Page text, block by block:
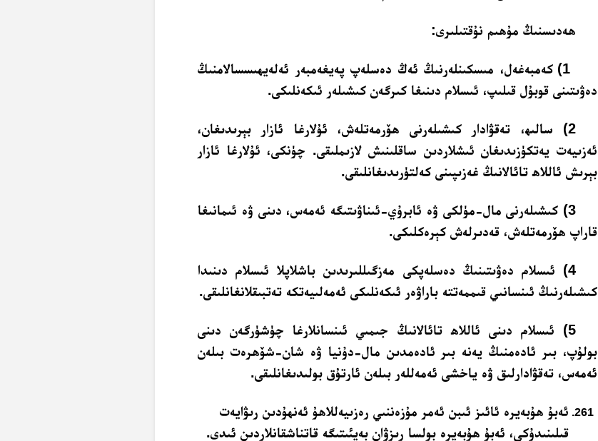
ھەدىسنىڭ مۇھىم نۇقتىلىرى:
1) كەمبەغەل، مىسكىنلەرنىڭ ئەڭ دەسلەپ پەيغەمبەر ئەلەيھىسسالامنىڭ
دەۋىتىنى قوبۇل قىلىپ، ئىسلام دىنىغا كىرگەن كىشىلەر ئىكەنلىكى.
2) سالىھ، تەقۋادار كىشىلەرنى ھۆرمەتلەش، ئۇلارغا ئازار بېرىدىغان،
ئەزىيەت يەتكۈزىدىغان ئىشلاردىن ساقلىنىش لازىملىقى. چۈنكى، ئۇلارغا ئازار
بېرىش ئاللاھ تائالانىڭ غەزىپىنى كەلتۈرىدىغانلىقى.
3) كىشىلەرنى مال-مۈلكى ۋە ئابرۇي-ئىناۋىتىگە ئەمەس، دىنى ۋە ئىمانىغا
قاراپ ھۆرمەتلەش، قەدىرلەش كېرەكلىكى.
4) ئىسلام دەۋىتىنىڭ دەسلەپكى مەزگىللىرىدىن باشلاپلا ئىسلام دىنىدا
كىشىلەرنىڭ ئىنسانىي قىممەتتە باراۋەر ئىكەنلىكى ئەمەلىيەتكە تەتبىقلانغانلىقى.
5) ئىسلام دىنى ئاللاھ تائالانىڭ جىمىي ئىنسانلارغا چۈشۈرگەن دىنى
بولۇپ، بىر ئادەمنىڭ يەنە بىر ئادەمدىن مال-دۇنيا ۋە شان-شۆھرەت بىلەن
ئەمەس، تەقۋادارلىق ۋە ياخشى ئەمەللەر بىلەن ئارتۇق بولىدىغانلىقى.
ئەبۇ ھۇبەيرە ئائىز ئىبن ئەمر مۇزەننىي رەزىيەللاھۇ ئەنھۇدىن رىۋايەت
قىلىنىدۇكى، ئەبۇ ھۇبەيرە بولسا رىزۋان بەيئىتىگە قاتناشقانلاردىن ئىدى.